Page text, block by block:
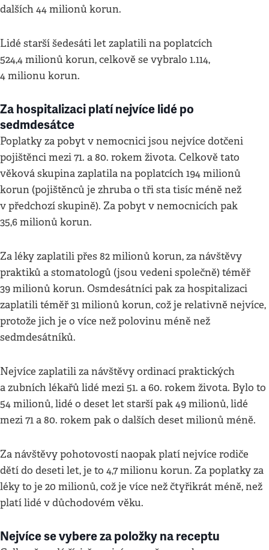
dalších 44 milionů korun.
Lidé starší šedesáti let zaplatili na poplatcích
524,4 milionů korun, celkově se vybralo 1.114,
4 milionu korun.
Za hospitalizaci platí nejvíce lidé po
sedmdesátce
Poplatky za pobyt v nemocnici jsou nejvíce dotčeni
pojištěnci mezi 71. a 80. rokem života. Celkově tato
věková skupina zaplatila na poplatcích 194 milionů
korun (pojištěnců je zhruba o tři sta tisíc méně než
v předchozí skupině). Za pobyt v nemocnicích pak
35,6 milionů korun.
Za léky zaplatili přes 82 milionů korun, za návštěvy
praktiků a stomatologů (jsou vedeni společně) téměř
39 milionů korun. Osmdesátníci pak za hospitalizaci
zaplatili téměř 31 milionů korun, což je relativně nejvíce,
protože jich je o více než polovinu méně než
sedmdesátníků.
Nejvíce zaplatili za návštěvy ordinací praktických
a zubních lékařů lidé mezi 51. a 60. rokem života. Bylo to
54 milionů, lidé o deset let starší pak 49 milionů, lidé
mezi 71 a 80. rokem pak o dalších deset milionů méně.
Za návštěvy pohotovostí naopak platí nejvíce rodiče
dětí do deseti let, je to 4,7 milionu korun. Za poplatky za
léky to je 20 milionů, což je více než čtyřikrát méně, než
platí lidé v důchodovém věku.
Nejvíce se vybere za položky na receptu